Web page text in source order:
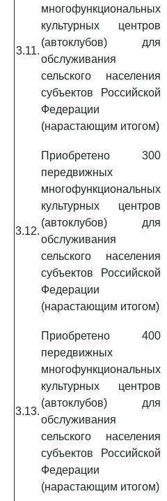
3.11.
многофункциональных
культурных центров
(автоклубов) для
обслуживания
сельского населения
субъектов Российской
Федерации
(нарастающим итогом)
3.12.
Приобретено 300
передвижных
многофункциональных
культурных центров
(автоклубов) для
обслуживания
сельского населения
субъектов Российской
Федерации
(нарастающим итогом)
3.13.
Приобретено 400
передвижных
многофункциональных
культурных центров
(автоклубов) для
обслуживания
сельского населения
субъектов Российской
Федерации
(нарастающим итогом)